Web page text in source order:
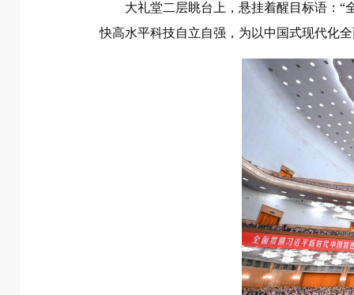
大礼堂二层眺台上，悬挂着醒目标语：
快高水平科技自立自强，为以中国式现代化